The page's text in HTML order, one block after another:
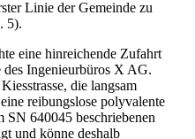
Linie der Gemeinde zu
5).
eine hinreichende Zufahrt
des Ingenieurbüros X AG.
die langsam
reibungslose polyvalente
SN 640045 beschriebenen
und könne deshalb